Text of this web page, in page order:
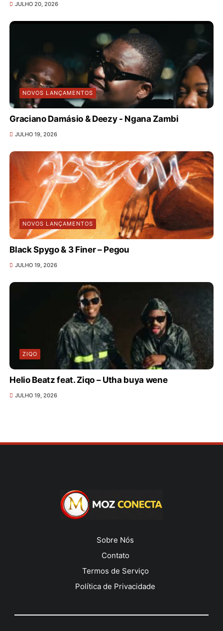
JULHO 20, 2026
NOVOS LANÇAMENTOS
Graciano Damásio & Deezy - Ngana Zambi
JULHO 19, 2026
NOVOS LANÇAMENTOS
Black Spygo & 3 Finer – Pegou
JULHO 19, 2026
ZIQO
Helio Beatz feat. Ziqo – Utha buya wene
JULHO 19, 2026
Sobre Nós
Contato
Termos de Serviço
Política de Privacidade